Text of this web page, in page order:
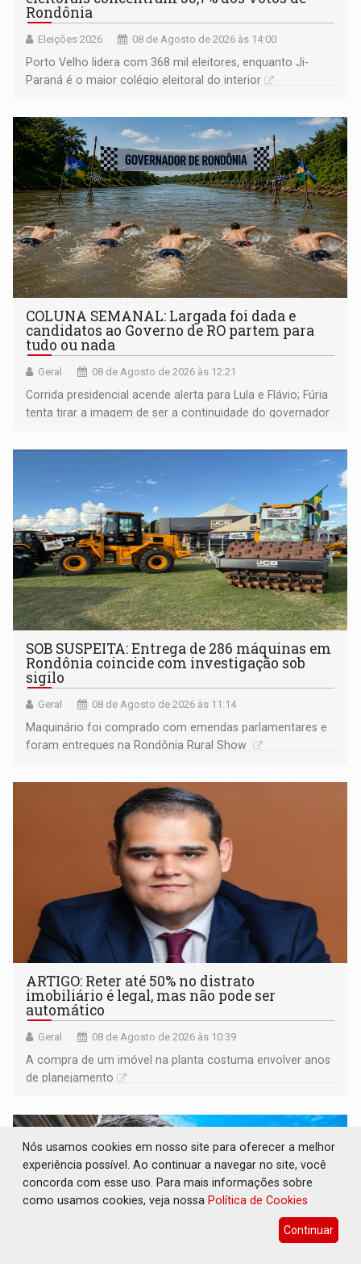
Rondônia
Eleições 2026 08 de Agosto de 2026 às 14:00
Porto Velho lidera com 368 mil eleitores, enquanto Ji-
Paraná é o maior colégio eleitoral do interior
COLUNA SEMANAL: Largada foi dada e
candidatos ao Governo de RO partem para
tudo ou nada
Geral 08 de Agosto de 2026 às 12:21
Corrida presidencial acende alerta para Lula e Flávio; Fúria
tenta tirar a imagem de ser a continuidade do governador
não ter entrado no modo eleição; ABAV faz evento em
SOB SUSPEITA: Entrega de 286 máquinas em
Rondônia coincide com investigação sob
sigilo
Geral 08 de Agosto de 2026 às 11:14
Maquinário foi comprado com emendas parlamentares e
foram entregues na Rondônia Rural Show
ARTIGO: Reter até 50% no distrato
imobiliário é legal, mas não pode ser
automático
Geral 08 de Agosto de 2026 às 10:39
A compra de um imóvel na planta costuma envolver anos
de planejamento
Nós usamos cookies em nosso site para oferecer a melhor
experiência possível. Ao continuar a navegar no site, você
concorda com esse uso. Para mais informações sobre
como usamos cookies, veja nossa Política de Cookies
Continuar